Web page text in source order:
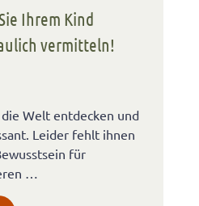
Ihrem Kind
vermitteln!
Welt entdecken und
Leider fehlt ihnen
für
…